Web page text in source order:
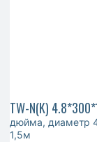
TW-N(K)
дюйма, диаметр
1,5м